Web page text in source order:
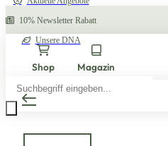
10% Newsletter Rabatt
Unsere DNA
Shop Magazin
search